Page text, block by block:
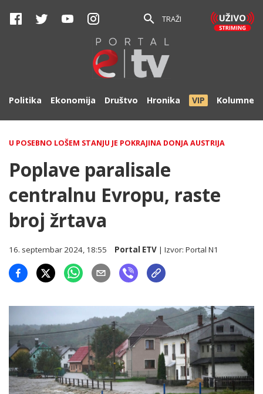
TRAŽI
Politika Ekonomija Društvo Hronika VIP Kolumne
U POSEBNO LOŠEM STANJU JE POKRAJINA DONJA AUSTRIJA
Poplave paralisale
centralnu Evropu, raste
broj žrtava
16. septembar 2024, 18:55 Portal ETV | Izvor:Portal N1